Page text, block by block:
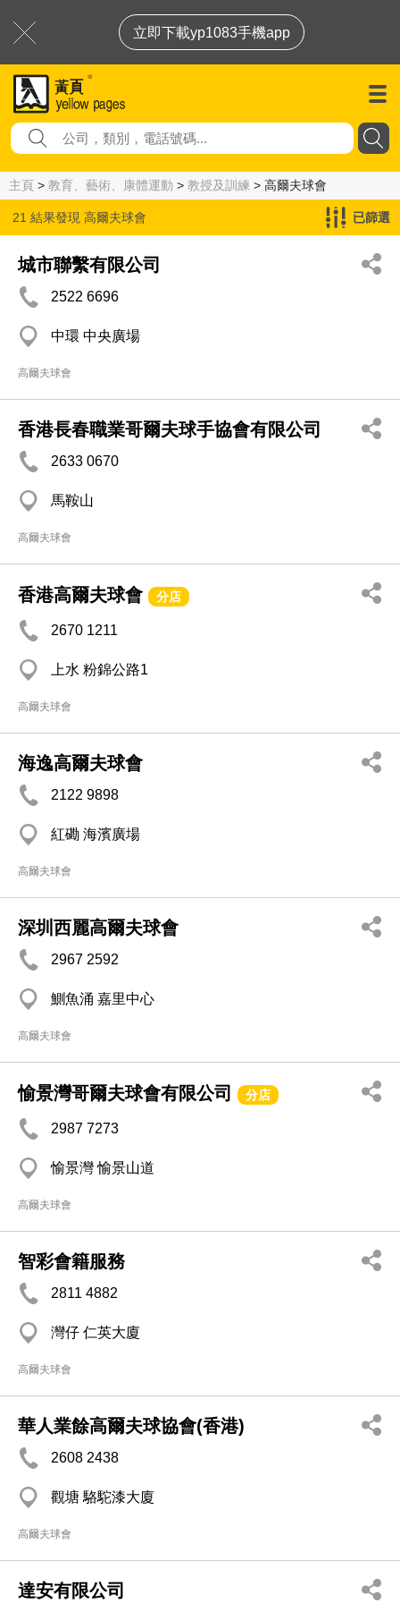
立即下載yp1083手機app
主頁 > 教育、藝術、康體運動 > 教授及訓練 > 高爾夫球會
21 結果發現 高爾夫球會 已篩選
城市聯繫有限公司
2522 6696
中環 中央廣場
高爾夫球會
香港長春職業哥爾夫球手協會有限公司
2633 0670
馬鞍山
高爾夫球會
香港高爾夫球會 分店
2670 1211
上水 粉錦公路1
高爾夫球會
海逸高爾夫球會
2122 9898
紅磡 海濱廣場
高爾夫球會
深圳西麗高爾夫球會
2967 2592
鰂魚涌 嘉里中心
高爾夫球會
愉景灣哥爾夫球會有限公司 分店
2987 7273
愉景灣 愉景山道
高爾夫球會
智彩會籍服務
2811 4882
灣仔 仁英大廈
高爾夫球會
華人業餘高爾夫球協會(香港)
2608 2438
觀塘 駱駝漆大廈
高爾夫球會
達安有限公司